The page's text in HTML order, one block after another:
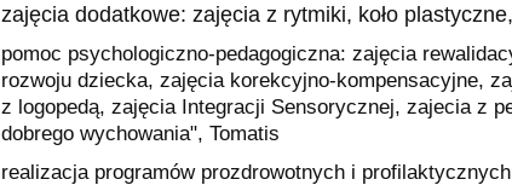
zajęcia dodatkowe: zajęcia z rytmiki, koło
pomoc psychologiczno-pedagogiczna: zajęcia
rozwoju dziecka, zajęcia korekcyjno-kompensacyjne,
z logopedą, zajęcia Integracji Sensorycznej, zajecia z
dobrego wychowania", Tomatis
realizacja programów prozdrowotnych i